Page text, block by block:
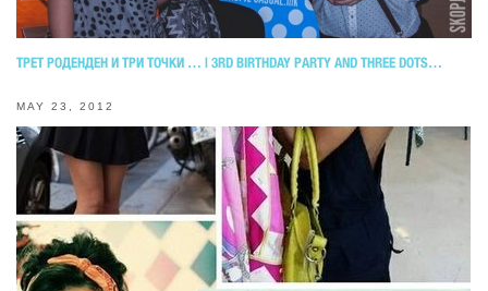
ТРЕТ РОДЕНДЕН И ТРИ ТОЧКИ … | 3RD BIRTHDAY PARTY AND THREE DOTS…
MAY 23, 2012